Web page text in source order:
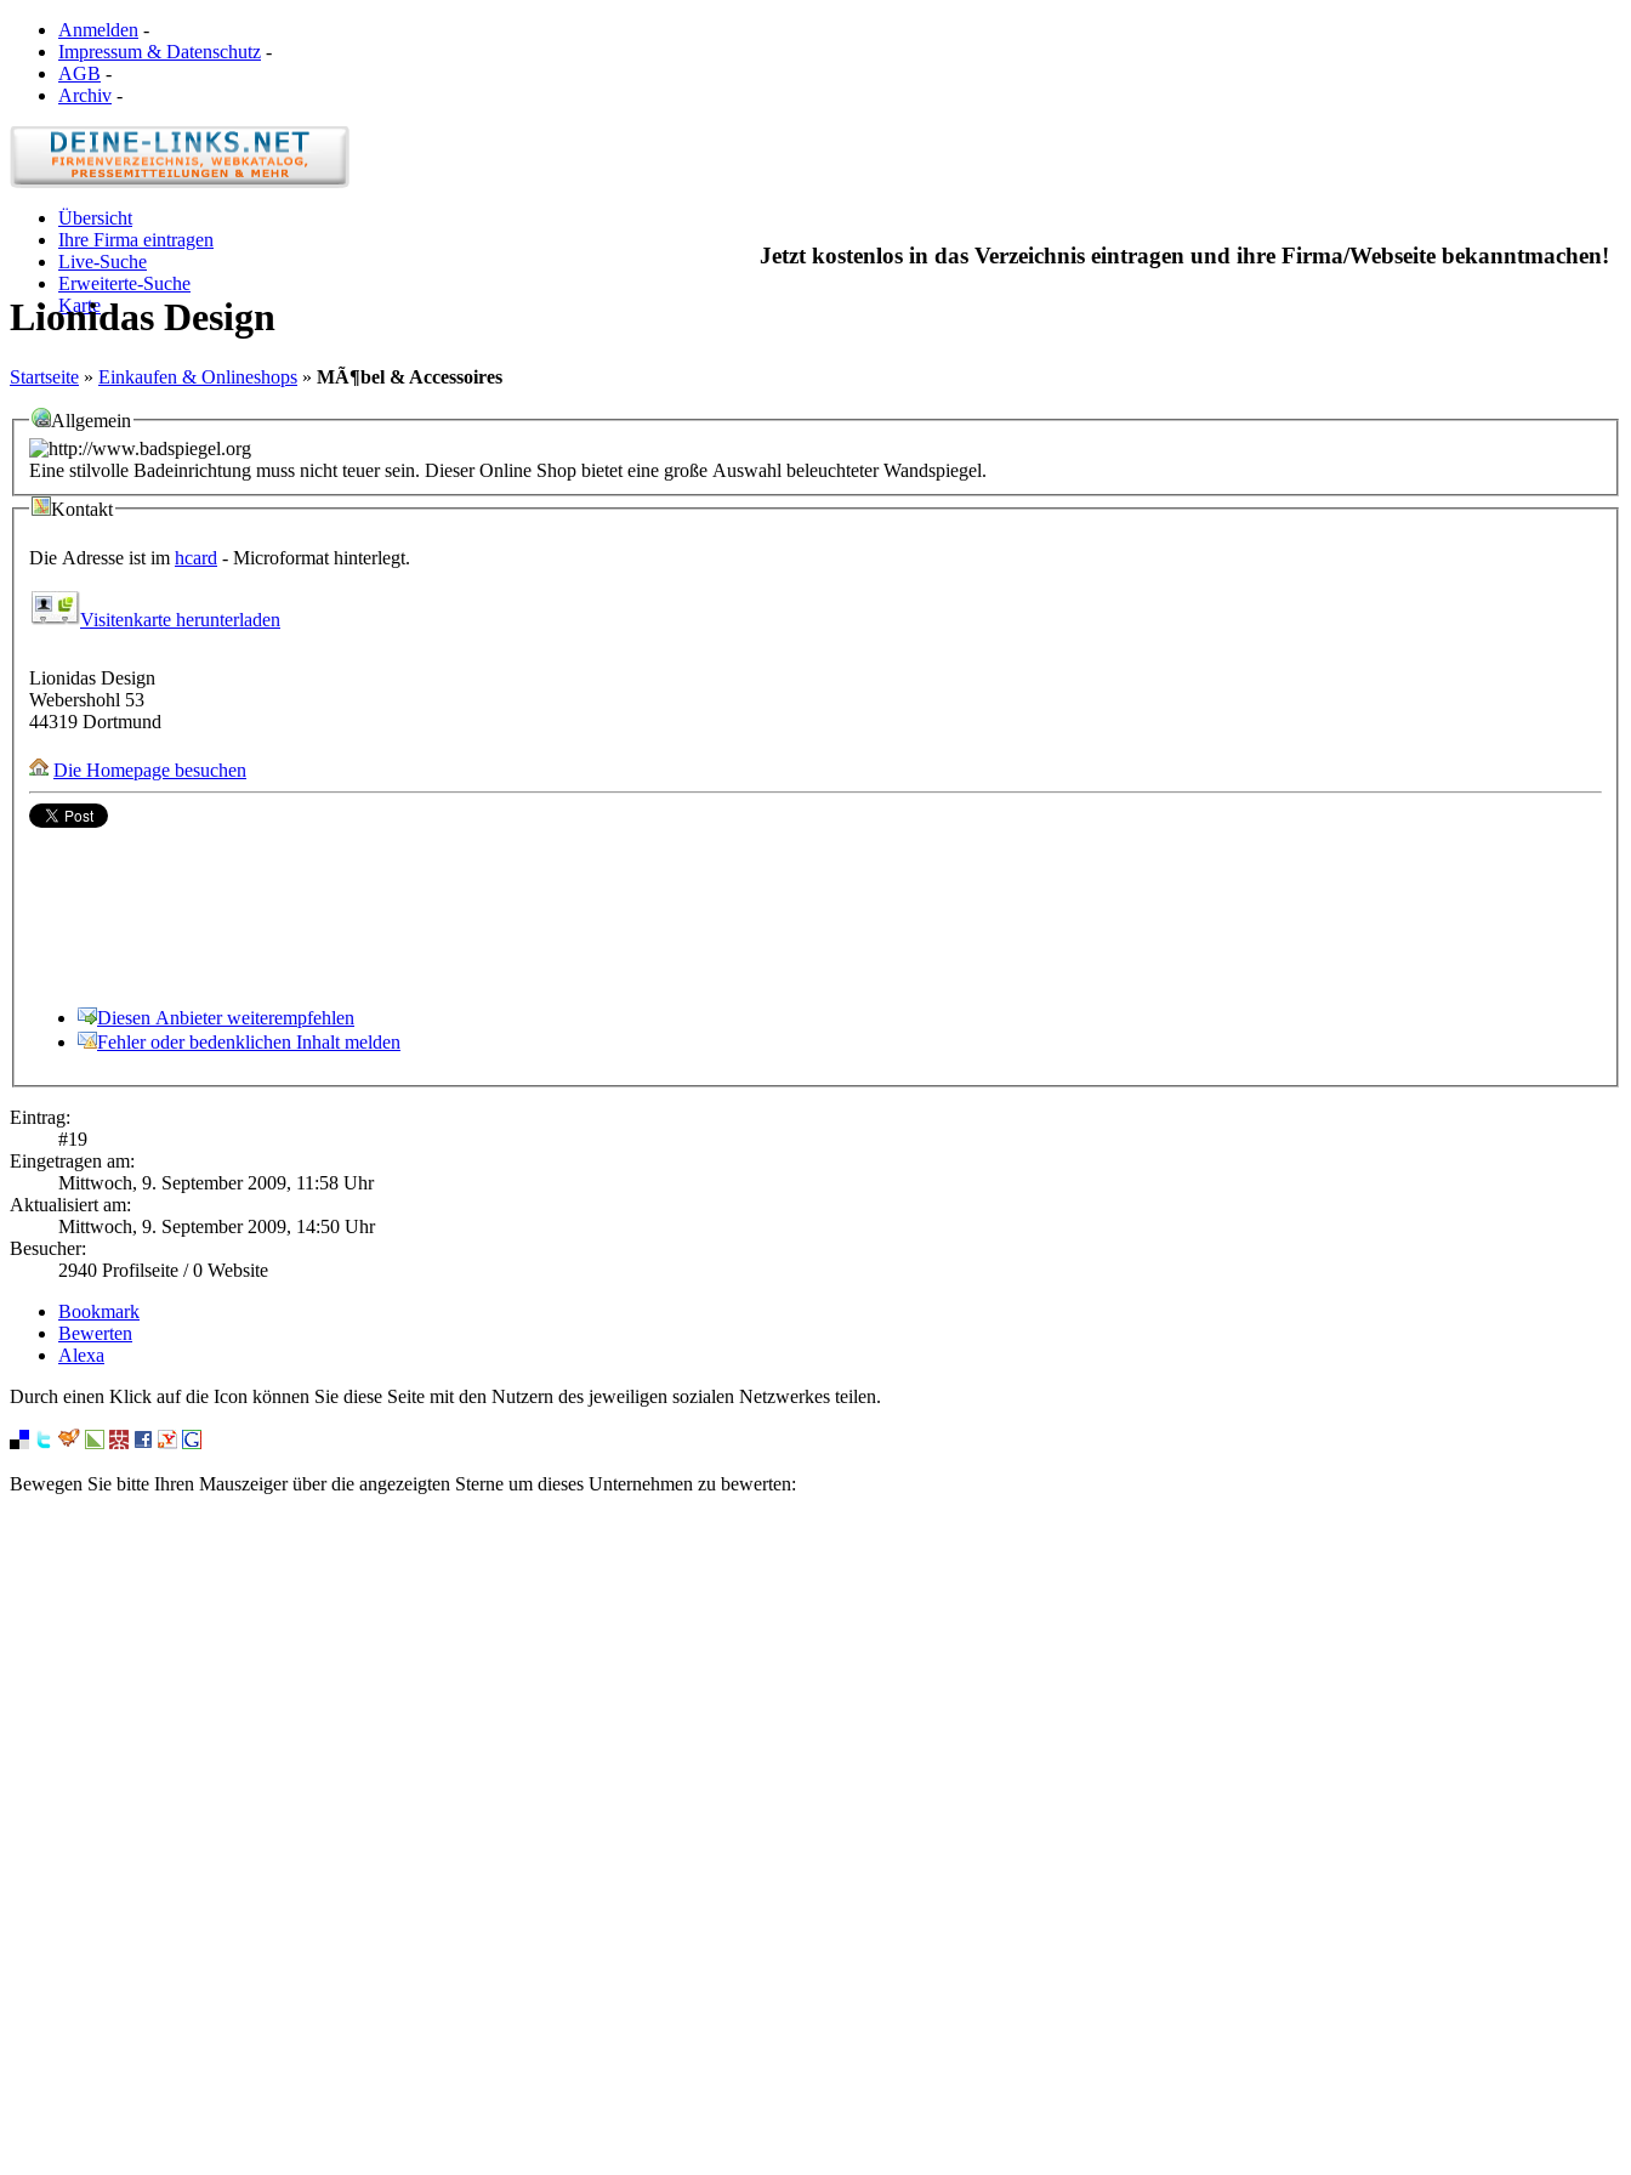
Anmelden -
Impressum & Datenschutz -
AGB -
Archiv -
Übersicht
Ihre Firma eintragen
Live-Suche
Erweiterte-Suche
Karte
Jetzt kostenlos in das Verzeichnis eintragen und ihre Firma/Webseite bekanntmachen!
Lionidas Design
Startseite » Einkaufen & Onlineshops » MÃ¶bel & Accessoires
Allgemein
Eine stilvolle Badeinrichtung muss nicht teuer sein. Dieser Online Shop bietet eine große Auswahl beleuchteter Wandspiegel.
Kontakt
Die Adresse ist im hcard - Microformat hinterlegt.
Visitenkarte herunterladen
Lionidas Design
Webershohl 53
44319 Dortmund
Die Homepage besuchen
Diesen Anbieter weiterempfehlen
Fehler oder bedenklichen Inhalt melden
Eintrag:
#19
Eingetragen am:
Mittwoch, 9. September 2009, 11:58 Uhr
Aktualisiert am:
Mittwoch, 9. September 2009, 14:50 Uhr
Besucher:
2940 Profilseite /0 Website
Bookmark
Bewerten
Alexa
Durch einen Klick auf die Icon können Sie diese Seite mit den Nutzern des jeweiligen sozialen Netzwerkes teilen.
Bewegen Sie bitte Ihren Mauszeiger über die angezeigten Sterne um dieses Unternehmen zu bewerten: